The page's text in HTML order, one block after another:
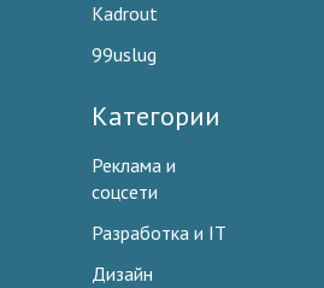
Kadrout
99uslug
Категории
Реклама и
соцсети
Разработка и IT
Дизайн